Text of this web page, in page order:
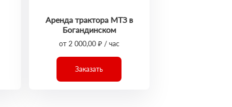
Аренда трактора МТЗ в
Богандинском
от 2 000,00 ₽ / час
Заказать